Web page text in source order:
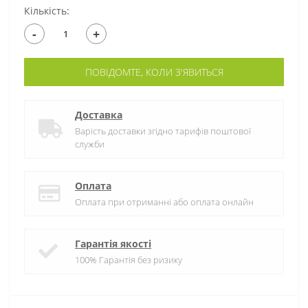
Кількість:
- +
ПОВІДОМТЕ, КОЛИ З'ЯВИТЬСЯ
Доставка
Варість доставки згідно тарифів поштової
служби
Оплата
Оплата при отриманні або оплата онлайн
Гарантія якості
100% Гарантія без ризику